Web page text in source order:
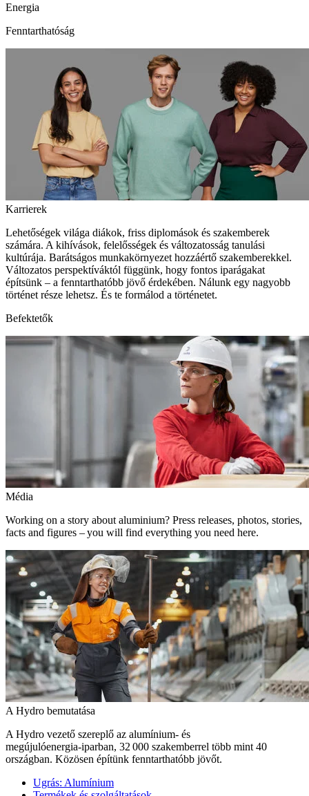
Energia
Fenntarthatóság
Karrierek
Lehetőségek világa diákok, friss diplomások és szakemberek
számára. A kihívások, felelősségek és változatosság tanulási
kultúrája. Barátságos munkakörnyezet hozzáértő szakemberekkel.
Változatos perspektíváktól függünk, hogy fontos iparágakat
építsünk – a fenntarthatóbb jövő érdekében. Nálunk egy nagyobb
történet része lehetsz. És te formálod a történetet.
Befektetők
Média
Working on a story about aluminium? Press releases, photos, stories,
facts and figures – you will find everything you need here.
A Hydro bemutatása
A Hydro vezető szereplő az alumínium- és
megújulóenergia‑iparban, 32 000 szakemberrel több mint 40
országban. Közösen építünk fenntarthatóbb jövőt.
Ugrás: Alumínium